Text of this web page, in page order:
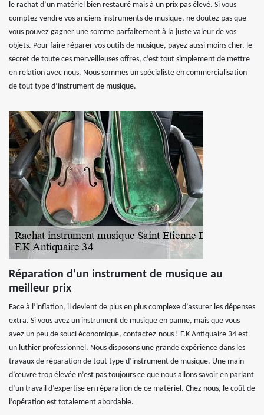
le rachat d’un matériel bien restauré mais à un prix pas élevé. Si vous
comptez vendre vos anciens instruments de musique, ne doutez pas que
vous pouvez gagner une somme parfaitement à la juste valeur de vos
objets. Pour faire réparer vos outils de musique, payez aussi moins cher, le
secret de toute ces merveilleuses offres, c’est tout simplement de mettre
en relation avec nous. Nous sommes un spécialiste en commercialisation
de tout type d’instrument de musique.
Réparation d’un instrument de musique au
meilleur prix
Face à l’inflation, il devient de plus en plus complexe d’assurer les dépenses
extra. Si vous avez un instrument de musique en panne, mais que vous
avez un peu de souci économique, contactez-nous ! F.K Antiquaire 34 est
un luthier professionnel. Nous disposons une grande expérience dans les
travaux de réparation de tout type d’instrument de musique. Une main
d’œuvre trop élevée n’est pas toujours ce que nous allons savoir en parlant
d’un travail d’expertise en réparation de ce matériel. Chez nous, le coût de
l’opération est totalement abordable.